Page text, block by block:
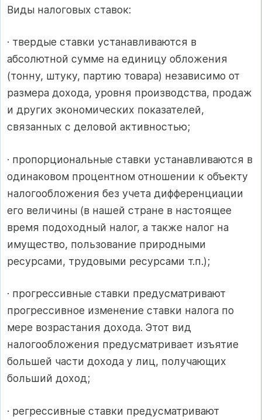
Виды налоговых ставок:
· твердые ставки устанавливаются в
абсолютной сумме на единицу обложения
(тонну, штуку, партию товара) независимо от
размера дохода, уровня производства, продаж
и других экономических показателей,
связанных с деловой активностью;
· пропорциональные ставки устанавливаются в
одинаковом процентном отношении к объекту
налогообложения без учета дифференциации
его величины (в нашей стране в настоящее
время подоходный налог, а также налог на
имущество, пользование природными
ресурсами, трудовыми ресурсами т.п.);
· прогрессивные ставки предусматривают
прогрессивное изменение ставки налога по
мере возрастания дохода. Этот вид
налогообложения предусматривает изъятие
большей части дохода у лиц, получающих
больший доход;
· регрессивные ставки предусматривают